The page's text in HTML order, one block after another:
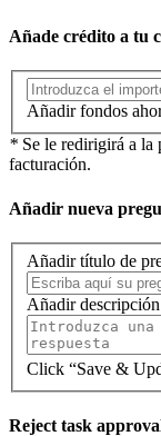
Añade crédito a tu
Añadir fondos
* Se le redirigirá a la
facturación.
Añadir nueva
Añadir título de
Añadir
Click “Save &
Reject task